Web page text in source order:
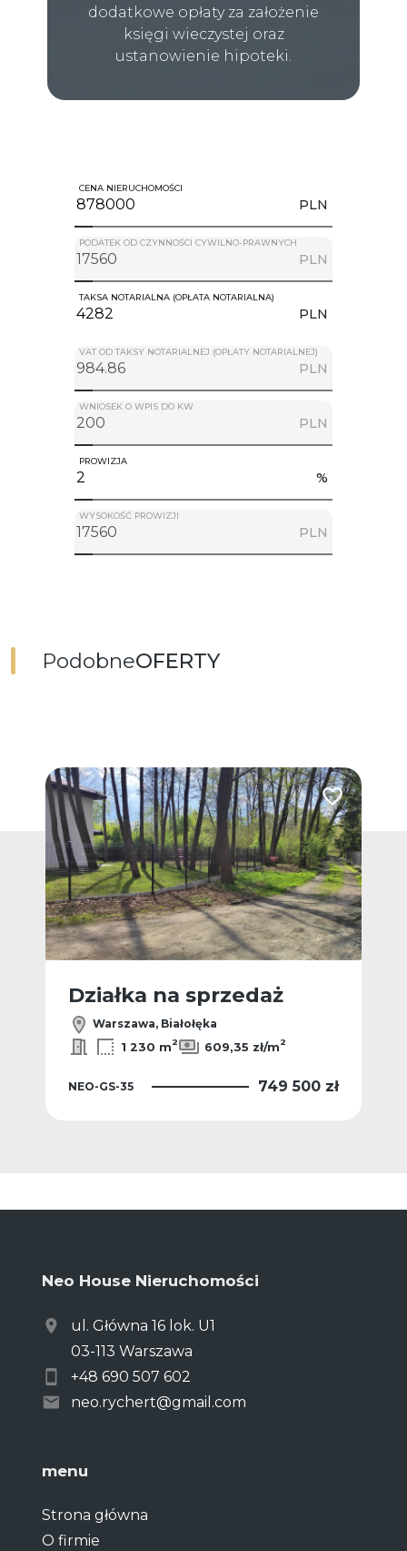
dodatkowe opłaty za założenie
księgi wieczystej oraz
ustanowienie hipoteki.
CENA NIERUCHOMOŚCI
PLN
PODATEK OD CZYNNOŚCI CYWILNO-PRAWNYCH
PLN
TAKSA NOTARIALNA (OPŁATA NOTARIALNA)
PLN
VAT OD TAKSY NOTARIALNEJ (OPŁATY NOTARIALNEJ)
PLN
WNIOSEK O WPIS DO KW
PLN
PROWIZJA
%
WYSOKOŚĆ PROWIZJI
PLN
PodobneOFERTY
Dodaj do
Działka na sprzedaż
Warszawa, Białołęka
1 230 m2 609,35 zł/m2
NEO-GS-35 749 500 zł
Neo House Nieruchomości
ul. Główna 16 lok. U1
03-113 Warszawa
+48 690 507 602
neo.rychert@gmail.com
menu
Strona główna
O firmie